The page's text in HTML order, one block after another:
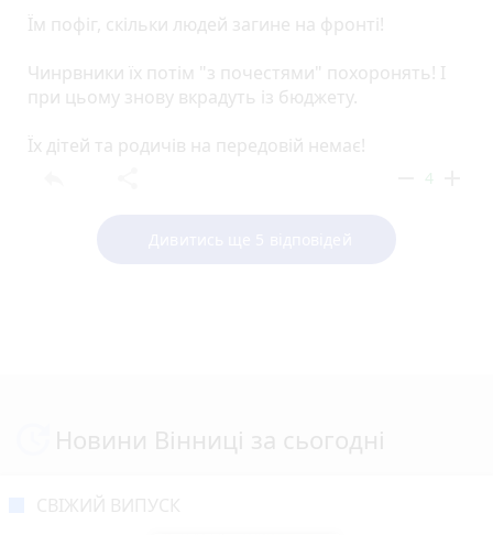
Їм пофіг, скільки людей загине на фронті!
Чинрвники їх потім "з почестями" похоронять! І
при цьому знову вкрадуть із бюджету.
Їх дітей та родичів на передовій немає!
4
Новини Вінниці за сьогодні